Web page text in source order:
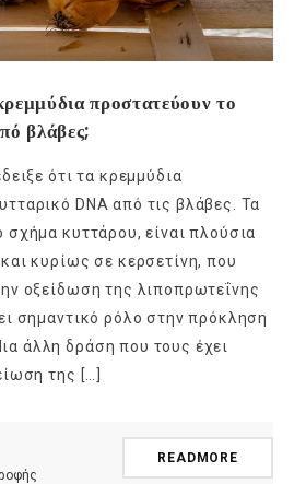
προστατεύουν το
βλάβες;
ότι τα κρεμμύδια
DNA από τις βλάβες. Τα
σχήμα κυττάρου, είναι πλούσια
κυρίως σε κερσετίνη, που
οξείδωση της λιποπρωτεΐνης
σημαντικό ρόλο στην πρόκληση
άλλη δράση που τους έχει
της […]
READMORE